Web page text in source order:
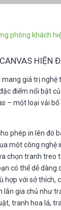
phòng khách
HIỆN
giá trị nghệ
điểm nổi bật
– một loại vải
phép in lên đó
một công nghệ
chọn tranh treo
có thể dễ
hợp với sở thích,
lẫn gia chủ như
tranh hoa lá,